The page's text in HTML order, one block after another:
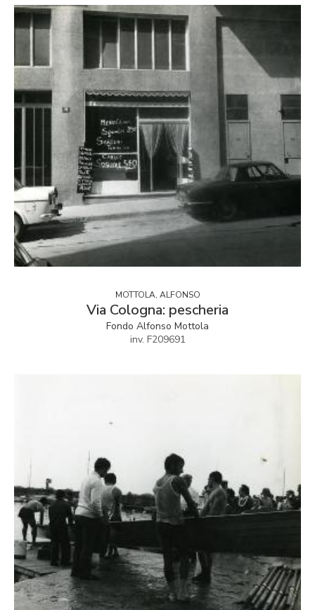
MOTTOLA, ALFONSO
Via Cologna: pescheria
Fondo Alfonso Mottola
inv. F209691